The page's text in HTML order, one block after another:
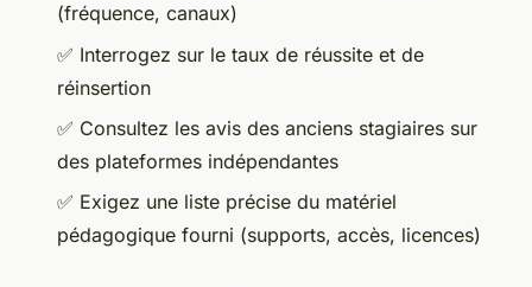
(fréquence, canaux)
✅ Interrogez sur le taux de réussite et de
réinsertion
✅ Consultez les avis des anciens stagiaires sur
des plateformes indépendantes
✅ Exigez une liste précise du matériel
pédagogique fourni (supports, accès, licences)